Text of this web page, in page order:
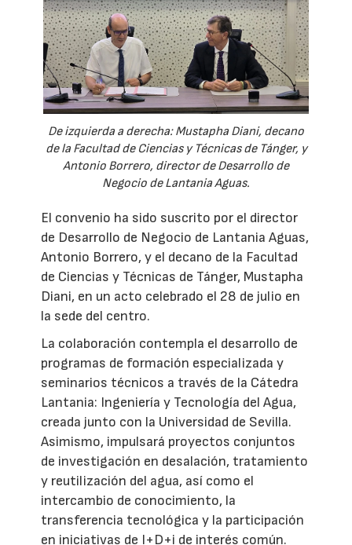
De izquierda a derecha: Mustapha Diani, decano
de la Facultad de Ciencias y Técnicas de Tánger, y
Antonio Borrero, director de Desarrollo de
Negocio de Lantania Aguas.
El convenio ha sido suscrito por el director
de Desarrollo de Negocio de Lantania Aguas,
Antonio Borrero, y el decano de la Facultad
de Ciencias y Técnicas de Tánger, Mustapha
Diani, en un acto celebrado el 28 de julio en
la sede del centro.
La colaboración contempla el desarrollo de
programas de formación especializada y
seminarios técnicos a través de la Cátedra
Lantania: Ingeniería y Tecnología del Agua,
creada junto con la Universidad de Sevilla.
Asimismo, impulsará proyectos conjuntos
de investigación en desalación, tratamiento
y reutilización del agua, así como el
intercambio de conocimiento, la
transferencia tecnológica y la participación
en iniciativas de I+D+i de interés común.